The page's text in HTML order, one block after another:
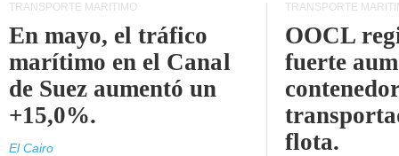
TRANSPORTE MARÍTIMO
En mayo, el tráfico
marítimo en el Canal
de Suez aumentó un
+15,0%.
El Cairo
TRANSPORTE
OOCL
fuerte
flota.